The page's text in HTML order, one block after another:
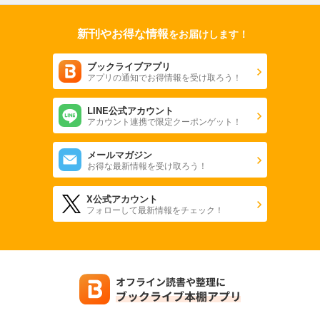
新刊やお得な情報をお届けします！
ブックライブアプリ
アプリの通知でお得情報を受け取ろう！
LINE公式アカウント
アカウント連携で限定クーポンゲット！
メールマガジン
お得な最新情報を受け取ろう！
X公式アカウント
フォローして最新情報をチェック！